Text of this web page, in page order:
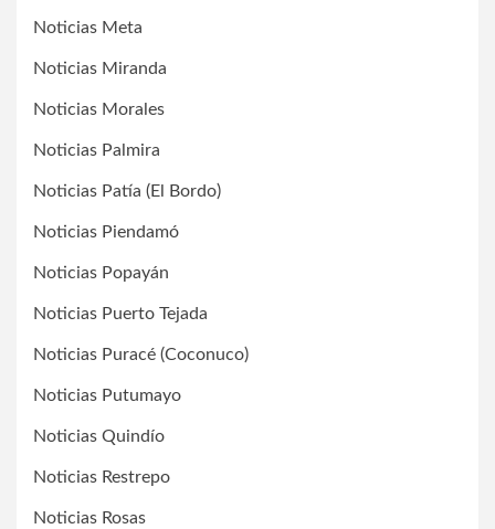
Noticias Meta
Noticias Miranda
Noticias Morales
Noticias Palmira
Noticias Patía (El Bordo)
Noticias Piendamó
Noticias Popayán
Noticias Puerto Tejada
Noticias Puracé (Coconuco)
Noticias Putumayo
Noticias Quindío
Noticias Restrepo
Noticias Rosas